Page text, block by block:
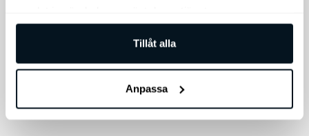
Tillåt alla
Anpassa
Den